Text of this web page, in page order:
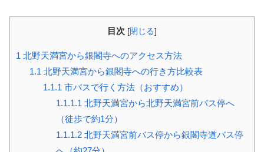
目次 [閉じる]
1 北野天満宮から銀閣寺へのアクセス方法
1.1 北野天満宮から銀閣寺への行き方比較表
1.1.1 市バスで行く方法（おすすめ）
1.1.1.1 北野天満宮から北野天満宮前バス停へ
（徒歩で約1分）
1.1.1.2 北野天満宮前バス停から銀閣寺道バス停